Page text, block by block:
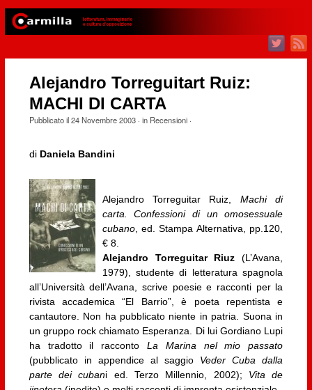
Alejandro Torreguitart Ruiz:
MACHI DI CARTA
Pubblicato il24 Novembre 2003· in Recensioni·
di Daniela Bandini
Alejandro Torreguitar Ruiz, Machi di
carta. Confessioni di un omosessuale
cubano, ed. Stampa Alternativa, pp.120,
€ 8.
Alejandro Torreguitar Riuz (L’Avana,
1979), studente di letteratura spagnola
all’Università dell’Avana, scrive poesie e racconti per la
rivista accademica “El Barrio”, è poeta repentista e
cantautore. Non ha pubblicato niente in patria. Suona in
un gruppo rock chiamato Esperanza. Di lui Gordiano Lupi
ha tradotto il racconto La Marina nel mio passato
(pubblicato in appendice al saggio Veder Cuba dalla
parte dei cubani ed. Terzo Millennio, 2002); Vita de